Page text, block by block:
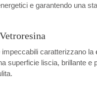
e garantendo una
caratterizzano la
superficie liscia, brillante